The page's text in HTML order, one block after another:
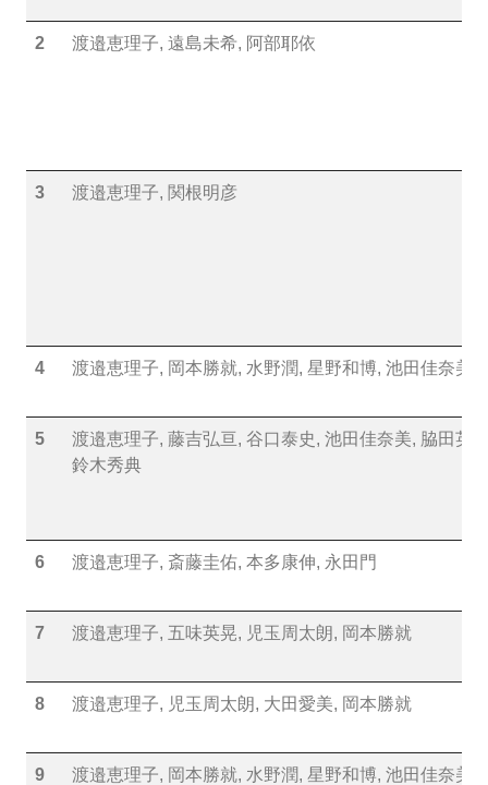
2 渡邉恵理子, 遠島未希, 阿部耶依
3 渡邉恵理子, 関根明彦
4 渡邉恵理子, 岡本勝就, 水野潤, 星野和博, 池田佳奈美
5
渡邉恵理子, 藤吉弘亘, 谷口泰史, 池田佳奈美, 脇田英,
鈴木秀典
6 渡邉恵理子, 斎藤圭佑, 本多康伸, 永田門
7 渡邉恵理子, 五味英晃, 児玉周太朗, 岡本勝就
8 渡邉恵理子, 児玉周太朗, 大田愛美, 岡本勝就
9 渡邉恵理子, 岡本勝就, 水野潤, 星野和博, 池田佳奈美